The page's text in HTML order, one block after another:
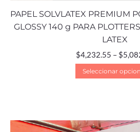
PAPEL SOLVLATEX PREMIUM
GLOSSY 140 g PARA
LATEX
$4,232.55 – $
Seleccionar